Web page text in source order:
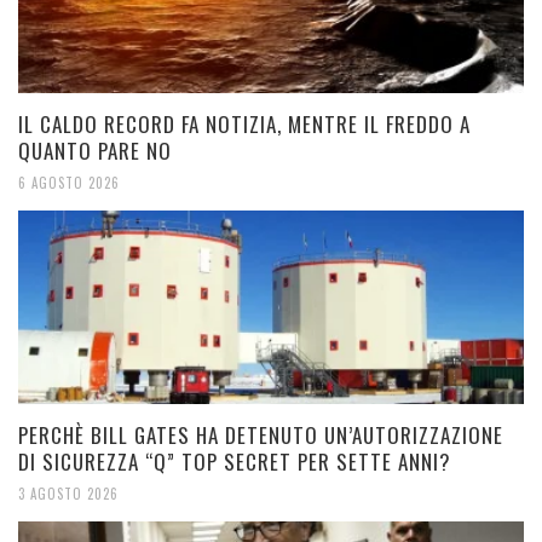
IL CALDO RECORD FA NOTIZIA, MENTRE IL FREDDO A
QUANTO PARE NO
6 AGOSTO 2026
PERCHÈ BILL GATES HA DETENUTO UN’AUTORIZZAZIONE
DI SICUREZZA “Q” TOP SECRET PER SETTE ANNI?
3 AGOSTO 2026